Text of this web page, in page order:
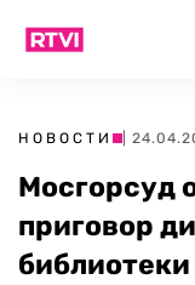
НОВОСТИ |
Мосгорсуд
приговор